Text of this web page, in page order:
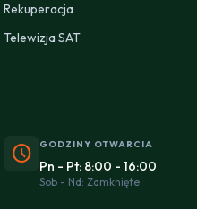
Rekuperacja
Telewizja SAT
schedule GODZINY OTWARCIA
Pn - Pt: 8:00 - 16:00
Sob - Nd: Zamknięte